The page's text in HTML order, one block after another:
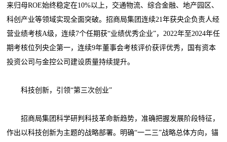
来归母ROE始终稳定在10%以上，交通物流、综合金融、地产园区、
科创产业等领域实现全面突破。招商局集团连续21年获央企负责人经
营业绩考核A级，连续7个任期获“业绩优秀企业”，2022年至2024年任
期考核位列央企第一，连续9年董事会考核评价获评优秀，国有资本
投资公司与金控公司建设质量持续提升。
科技创新，引领“第三次创业”
招商局集团科学研判科技革命新趋势，准确把握发展阶段特征，
作出以科技创新为主题的战略部署。明确“一二三”战略总体方向，锚